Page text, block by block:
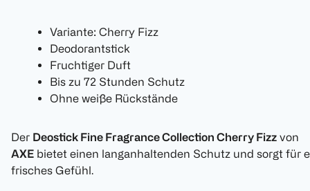
Variante: Cherry Fizz
Deodorantstick
Fruchtiger Duft
Bis zu 72 Stunden Schutz
Ohne weiße Rückstände
Der Deostick Fine Fragrance Collection Cherry Fizz von
AXE bietet einen langanhaltenden Schutz und sorgt für
frisches Gefühl.